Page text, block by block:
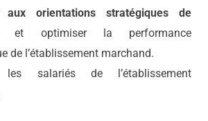
aux orientations stratégiques de
et optimiser la performance
de l’établissement marchand.
salariés de l’établissement